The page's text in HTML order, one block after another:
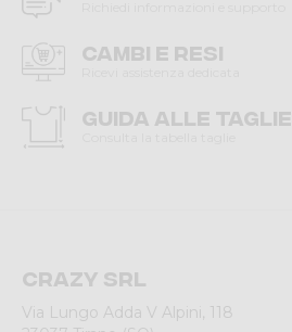
Cambi e resi
Guida alle taglie
Crazy srl
Via Lungo Adda V Alpini, 118